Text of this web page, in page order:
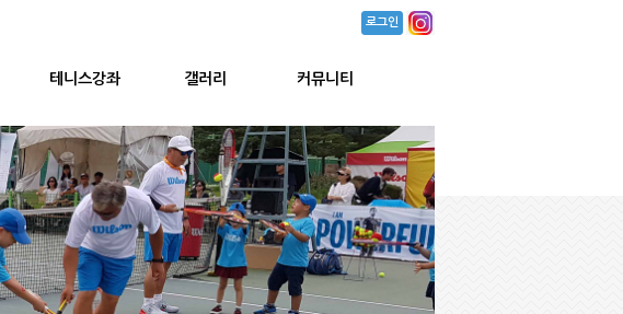
테니스강좌 갤러리 커뮤니티
로그인